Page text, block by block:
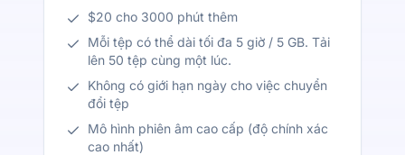
$20 cho 3000 phút thêm
Mỗi tệp có thể dài tối đa 5 giờ / 5 GB. Tải
lên 50 tệp cùng một lúc.
Không có giới hạn ngày cho việc chuyển
đổi tệp
Mô hình phiên âm cao cấp (độ chính xác
cao nhất)